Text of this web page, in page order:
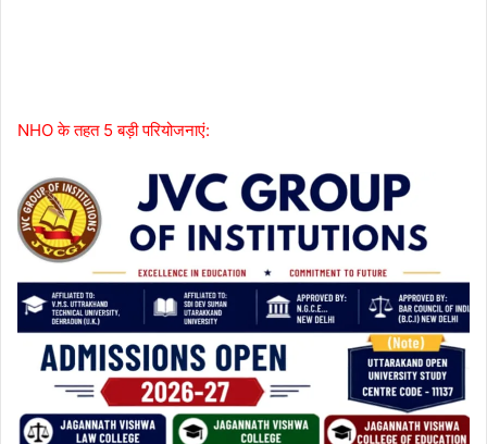
NHO के तहत 5 बड़ी परियोजनाएं: